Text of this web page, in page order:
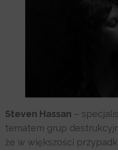
Steven Hassan –
tematem grup
że w większości